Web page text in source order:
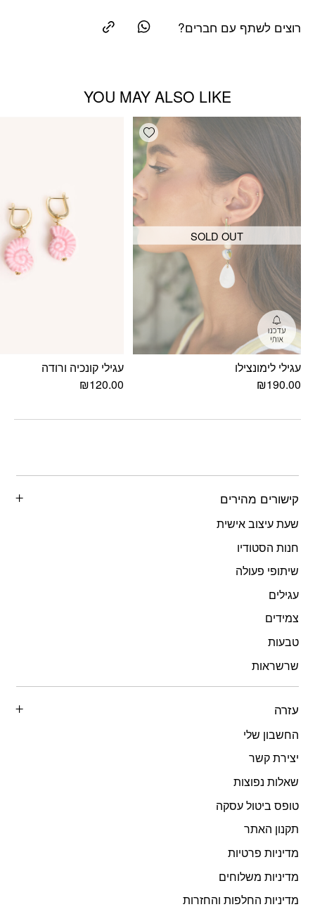
רוצים לשתף עם חברים?
YOU MAY ALSO LIKE
Add wishlist
SOLD OUT
עגילי לימונצילו
₪190.00
עגילי קונכיה ורודה
₪120.00
קישורים מהירים
שעת עיצוב אישית
חנות הסטודיו
שיתופי פעולה
עגילים
צמידים
טבעות
שרשראות
עזרה
החשבון שלי
יצירת קשר
שאלות נפוצות
טופס ביטול עסקה
תקנון האתר
מדיניות פרטיות
מדיניות משלוחים
מדיניות החלפות והחזרות